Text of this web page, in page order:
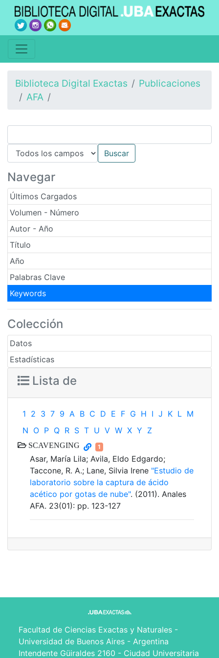
Biblioteca Digital Exactas
Publicaciones
AFA
Navegar
Últimos Cargados
Volumen - Número
Autor - Año
Título
Año
Palabras Clave
Keywords
Colección
Datos
Estadísticas
Lista de
1 2 3 7 9 A B C D E F G H I J K L M
N O P Q R S T U V W X Y Z
SCAVENGING 1
Asar, María Lila; Avila, Eldo Edgardo;
Taccone, R. A.; Lane, Silvia Irene "Estudio de
laboratorio sobre la captura de ácido
acético por gotas de nube". (2011). Anales
AFA. 23(01): pp. 123-127
Facultad de Ciencias Exactas y Naturales -
Universidad de Buenos Aires - Argentina
Intendente Güiraldes 2160 - Ciudad Universitaria